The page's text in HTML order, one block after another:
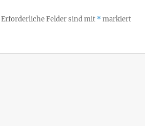
Erforderliche Felder sind mit *markiert